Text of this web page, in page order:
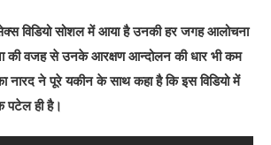
विडियो सोशल में आया है उनकी हर जगह आलोचना
की वजह से उनके आरक्षण आन्दोलन की धार भी कम
नारद ने पूरे यकीन के साथ कहा है कि इस विडियो में
पटेल ही है।